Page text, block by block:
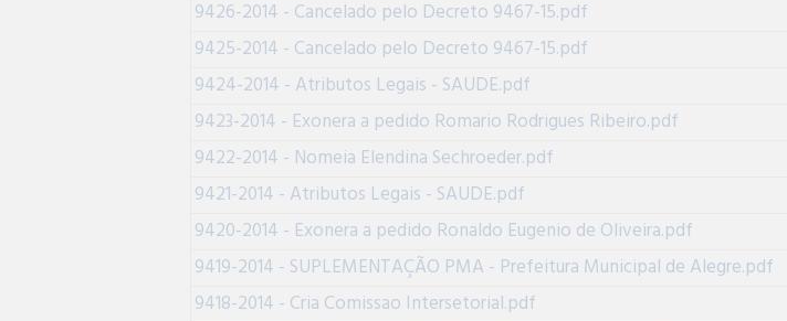
9426-2014 - Cancelado pelo Decreto 9467-15.pdf
9425-2014 - Cancelado pelo Decreto 9467-15.pdf
9424-2014 - Atributos Legais - SAUDE.pdf
9423-2014 - Exonera a pedido Romario Rodrigues Ribeiro.pdf
9422-2014 - Nomeia Elendina Sechroeder.pdf
9421-2014 - Atributos Legais - SAUDE.pdf
9420-2014 - Exonera a pedido Ronaldo Eugenio de Oliveira.pdf
9419-2014 - SUPLEMENTAÇÃO PMA - Prefeitura Municipal de Alegre.pdf
9418-2014 - Cria Comissao Intersetorial.pdf